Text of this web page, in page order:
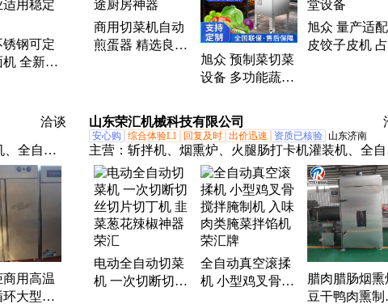
柜、净化
锈钢可定
全新优
商用切菜机自动
煎蛋器 精选良材
旭众 预制菜切菜
设备 多功能蔬菜
用厨房神器
旭众 量产适
皮饺子皮机
洽谈
、全自动
灶、四六
、酒店
机、包
保鲜
用高温
大型立
山东荣汇机械科技有限公司
安心购 综合体验L1 回复及时 出价迅速 资质已核验 山东济南
主营： 斩拌机、烟熏炉、火腿肠打卡机灌装机、全自
切菜机、行星炒锅、夹层锅、巴士杀菌流水线、鼓
洗机、反转风干机、肉丸成型机、真空拌馅机、冻
肉机、灌肠机、冻肉切块机、真空吸肺机、重量分选
机、玉米长度分选机
电动全自动切菜
机 一次切断切丝
全自动真空滚揉
机 小型鸡叉骨搅
腊肉腊肠烟熏
豆干鸭肉熏制